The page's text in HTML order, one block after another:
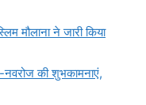
मौलाना ने जारी किया
नवरोज की शुभकामनाएं,